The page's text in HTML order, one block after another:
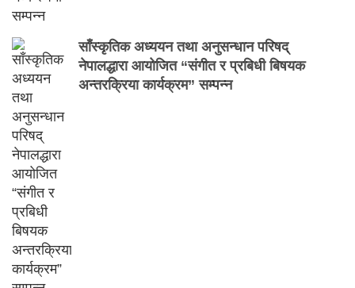
साँस्कृतिक अध्ययन तथा अनुसन्धान परिषद्
नेपालद्धारा आयोजित “संगीत र प्रबिधी बिषयक
अन्तरक्रिया कार्यक्रम” सम्पन्न